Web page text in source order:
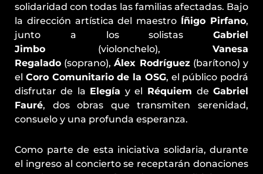
solidaridad con todas las familias afectadas. Bajo
la dirección artística del maestro Íñigo Pirfano,
junto a los solistas Gabriel
Jimbo (violonchelo), Vanesa
Regalado (soprano),Álex Rodríguez(barítono) y
el Coro Comunitario de la OSG, el público podrá
disfrutar de la Elegía y el Réquiem de Gabriel
Fauré, dos obras que transmiten serenidad,
consuelo y una profunda esperanza.
Como parte de esta iniciativa solidaria, durante
el ingreso al concierto se receptarán donaciones